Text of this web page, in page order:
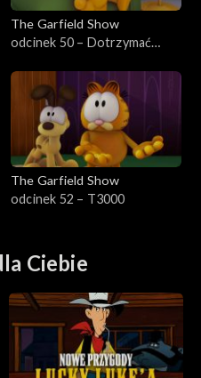
The Garfield Show
odcinek 50 – Dotrzymać
The Garfield Show
odcinek 52 – T3000
Ciebie